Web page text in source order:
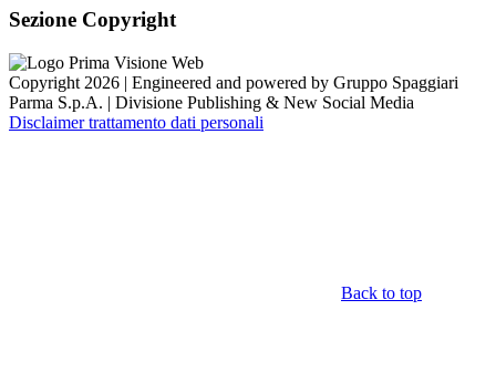
Sezione Copyright
Copyright 2026 | Engineered and powered by Gruppo Spaggiari
Parma S.p.A. | Divisione Publishing & New Social Media
Disclaimer trattamento dati personali
Back to top